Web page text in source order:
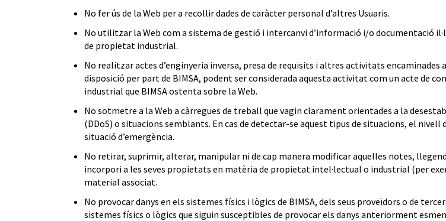
No fer ús de la Web per a recollir dades de caràcter personal d’altres Usuaris.
No utilitzar la Web com a sistema de gestió i intercanvi d’informació i/o documentació
de propietat industrial.
No realitzar actes d’enginyeria inversa, presa de requisits i altres activitats
disposició per part de BIMSA, podent ser considerada aquesta activitat com un acte de
industrial que BIMSA ostenta sobre la Web.
No sotmetre a la Web a càrregues de treball que vagin clarament orientades a la
(DDoS) o situacions semblants. En cas de detectar-se aquest tipus de situacions, el
situació d’emergència.
No retirar, suprimir, alterar, manipular ni de cap manera modificar aquelles notes,
incorpori a les seves propietats en matèria de propietat intel·lectual o industrial (per
material associat.
No provocar danys en els sistemes físics i lògics de BIMSA, dels seus proveïdors o de
sistemes físics o lògics que siguin susceptibles de provocar els danys anteriorment